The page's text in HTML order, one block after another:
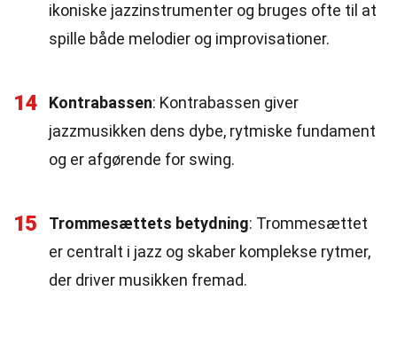
ikoniske jazzinstrumenter og bruges ofte til at
spille både melodier og improvisationer.
14 Kontrabassen: Kontrabassen giver
jazzmusikken dens dybe, rytmiske fundament
og er afgørende for swing.
15 Trommesættets betydning: Trommesættet
er centralt i jazz og skaber komplekse rytmer,
der driver musikken fremad.